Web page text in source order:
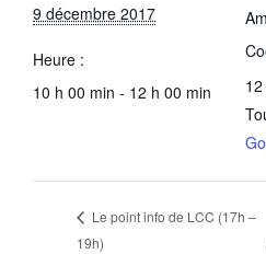
9 décembre 2017
Heure :
10 h 00 min - 12 h 00 min
Le point info de LCC (17h –
19h)